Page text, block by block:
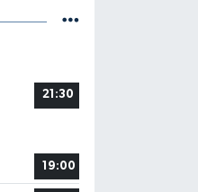
21:30
19:00